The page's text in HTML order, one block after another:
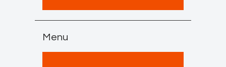
Menu